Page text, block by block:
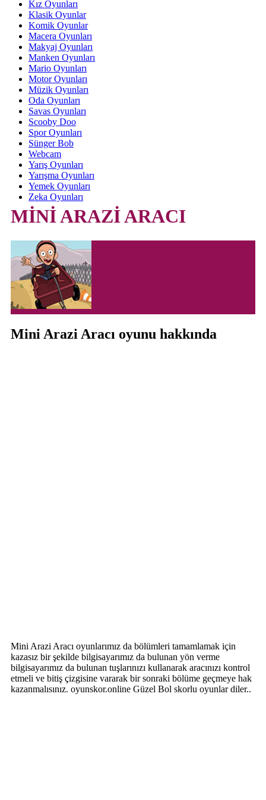
Kız Oyunları
Klasik Oyunlar
Komik Oyunlar
Macera Oyunları
Makyaj Oyunları
Manken Oyunları
Mario Oyunları
Motor Oyunları
Müzik Oyunları
Oda Oyunları
Savas Oyunları
Scooby Doo
Spor Oyunları
Sünger Bob
Webcam
Yarış Oyunları
Yarışma Oyunları
Yemek Oyunları
Zeka Oyunları
MİNİ ARAZİ ARACI
Mini Arazi Aracı oyunu hakkında
Mini Arazi Aracı oyunlarımız da bölümleri tamamlamak için
kazasız bir şekilde bilgisayarımız da bulunan yön verme
bilgisayarımız da bulunan tuşlarınızı kullanarak aracınızı kontrol
etmeli ve bitiş çizgisine vararak bir sonraki bölüme geçmeye hak
kazanmalısınız. oyunskor.online Güzel Bol skorlu oyunlar diler..